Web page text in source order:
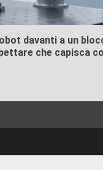
davanti a un
che capisca